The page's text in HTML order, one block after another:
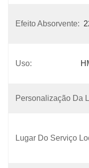
Efeito Absorvente:
Uso:
Personalização Da
Lugar Do Serviço